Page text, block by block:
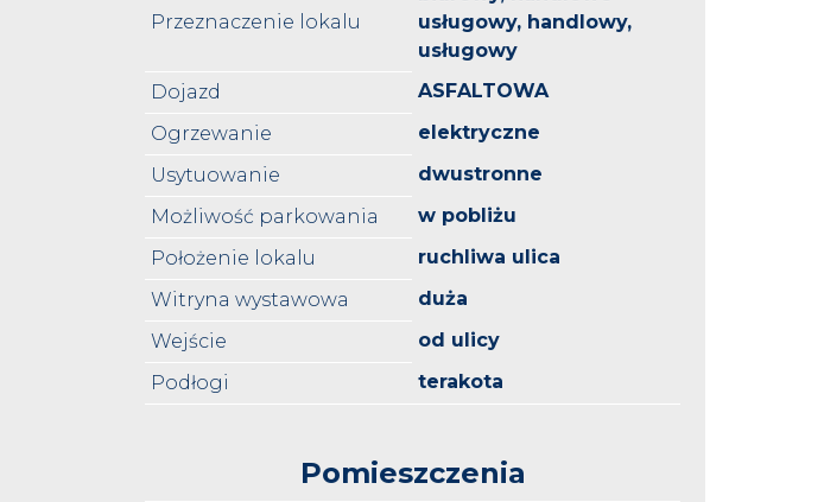
Przeznaczenie lokalu
usługowy, handlowy,
usługowy
Dojazd
ASFALTOWA
Ogrzewanie
elektryczne
Usytuowanie
dwustronne
Możliwość parkowania
w pobliżu
Położenie lokalu
ruchliwa ulica
Witryna wystawowa
duża
Wejście
od ulicy
Podłogi
terakota
Pomieszczenia